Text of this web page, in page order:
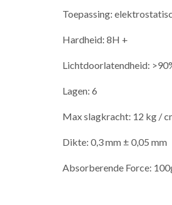
Toepassing:
Hardheid: 8H +
Lichtdoorlatendheid:
Lagen: 6
Max slagkracht: 12 kg /
Dikte: 0,3 mm ± 0,05 mm
Absorberende Force: